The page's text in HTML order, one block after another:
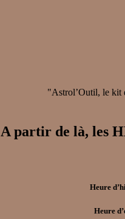
"Astrol’Outil, le kit
A partir de là, les
Heure
Heure